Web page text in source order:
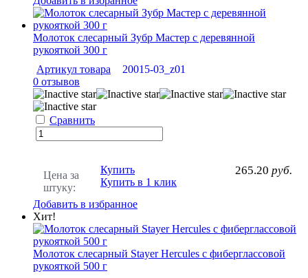
Молоток слесарный Зубр Мастер с деревянной
рукояткой 300 г
Артикул товара
20015-03_z01
0 отзывов
Сравнить
Цена за
штуку:
265.20 руб.
Купить
Купить в 1 клик
Добавить в избранное
Хит!
Молоток слесарный Stayer Hercules с фиберглассовой
рукояткой 500 г